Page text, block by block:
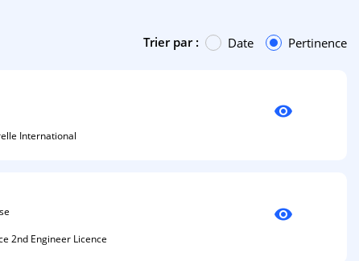
Trier par : Date Pertinence
International
visibility
2nd Engineer Licence
visibility